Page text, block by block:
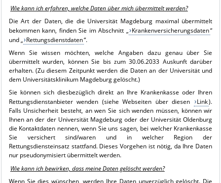
Wie kann ich erfahren, welche Daten über mich übermittelt werden?
Die Art der Daten, die die Universität Magdeburg maximal übermittelt
bekommen kann, finden Sie im Abschnitt „ Krankenversicherungsdaten“
und „ Rettungsdienstdaten“.
Wenn Sie wissen möchten, welche Angaben dazu genau über Sie
übermittelt wurden, können Sie bis zum 30.06.2033 Auskunft darüber
erhalten. (Zu diesem Zeitpunkt werden die Daten an der Universität und
dem Universitätsklinikum Magdeburg gelöscht.)
Sie können sich diesbezüglich direkt an Ihre Krankenkasse oder Ihren
Rettungsdienstanbieter wenden (siehe Webseiten über diesen
Link).
Falls Unsicherheit besteht, an wen Sie sich wenden müssen, können wir
Ihnen an der der Universität Magdeburg oder der Universität Oldenburg
die Kontaktdaten nennen, wenn Sie uns sagen, bei welcher Krankenkasse
Sie versichert sind/waren und in welcher Region der
Rettungsdiensteinsatz stattfand. Dieses Vorgehen ist nötig, da Ihre Daten
nur pseudonymisiert übermittelt werden.
Wie kann ich bewirken, dass meine Daten gelöscht werden?